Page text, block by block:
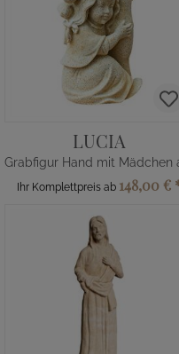
LUCIA
Ihr Komplettpreis ab 148,00 €